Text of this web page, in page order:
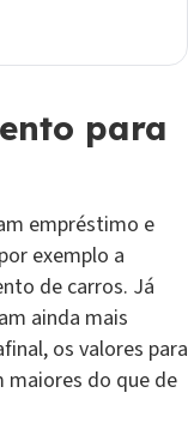
para
empréstimo e
exemplo a
de carros. Já
ainda mais
os valores para
maiores do que de